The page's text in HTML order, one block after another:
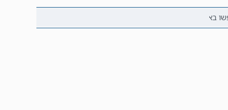
המקום הכי חם לתמיכה בכל